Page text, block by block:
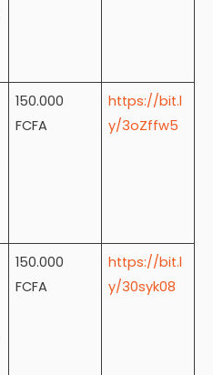
150.000
FCFA
https://bit.l
y/3oZffw5
150.000
FCFA
https://bit.l
y/30syk08